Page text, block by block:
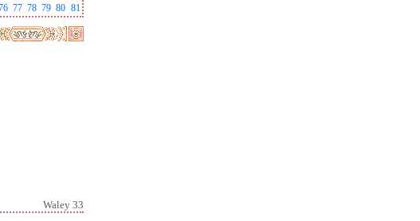
77 78 79 80 81
Waley 33